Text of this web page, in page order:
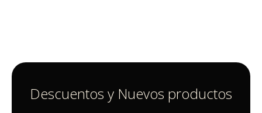
Descuentos y Nuevos productos